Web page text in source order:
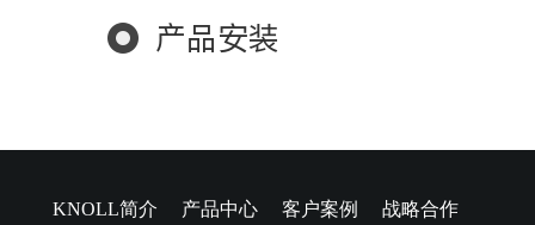
产品安装
KNOLL简介 产品中心 客户案例
战略合作